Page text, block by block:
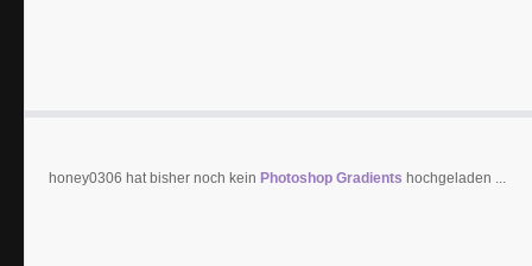
honey0306 hat bisher noch kein Photoshop Gradients hochgeladen ...